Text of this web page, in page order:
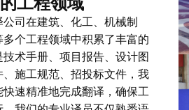
司在建筑、化工、机械制
个工程领域中积累了丰富的
术手册、项目报告、设计图
施工规范、招投标文件，我
速精准地完成翻译，确保工